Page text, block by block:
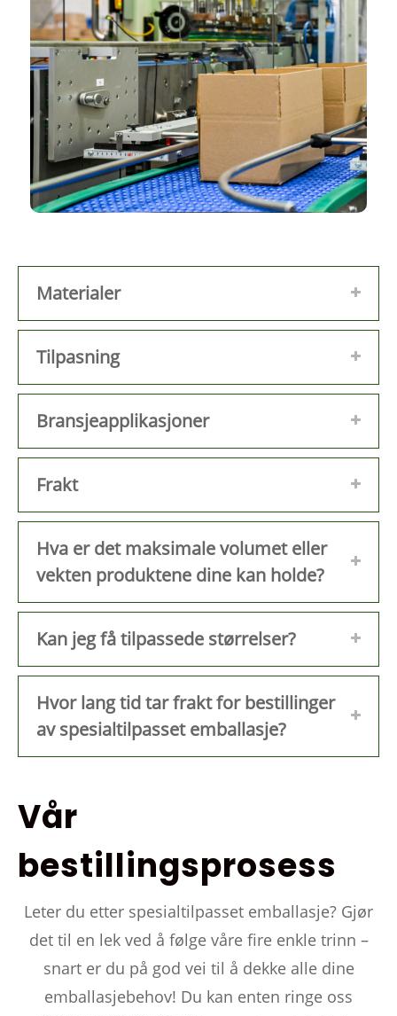
Materialer
Tilpasning
Bransjeapplikasjoner
Frakt
Hva er det maksimale volumet eller
vekten produktene dine kan holde?
Kan jeg få tilpassede størrelser?
Hvor lang tid tar frakt for bestillinger
av spesialtilpasset emballasje?
Vår
bestillingsprosess
Leter du etter spesialtilpasset emballasje? Gjør
det til en lek ved å følge våre fire enkle trinn –
snart er du på god vei til å dekke alle dine
emballasjebehov! Du kan enten ringe oss